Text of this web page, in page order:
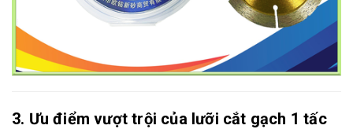
3. Ưu điểm vượt trội của lưỡi cắt gạch 1 tấc